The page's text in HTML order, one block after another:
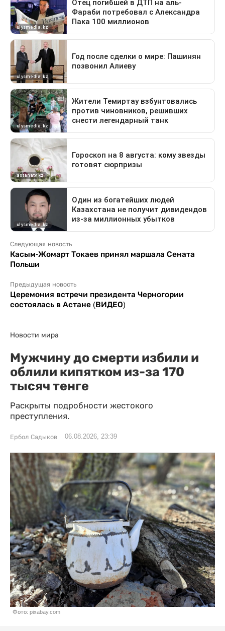
Следующая новость
Касым-Жомарт Токаев принял маршала Сената
Польши
Предыдущая новость
Церемония встречи президента Черногории
состоялась в Астане (ВИДЕО)
Новости мира
Мужчину до смерти избили и
облили кипятком из-за 170
тысяч тенге
Раскрыты подробности жестокого
преступления.
Ербол Садыков 06.08.2026, 23:39
Фото: pixabay.com